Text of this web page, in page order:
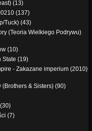
(13)
(137)
Tuck) (43)
(Teoria Wielkiego Podrywu)
(10)
State (19)
- Zakazane imperium (2010)
(Brothers & Sisters) (90)
(7)